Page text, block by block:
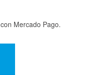
con Mercado Pago.